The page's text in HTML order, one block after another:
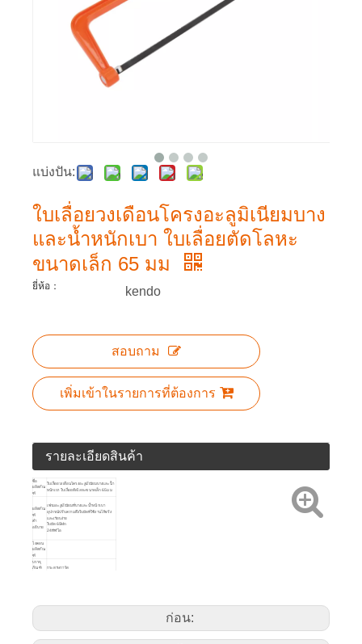
แบ่งปัน:
ใบเลื่อยวงเดือนโครงอะลูมิเนียมบาง
และน้ำหนักเบา ใบเลื่อยตัดโลหะ
ขนาดเล็ก 65 มม
ยี่ห้อ： kendo
สอบถาม
เพิ่มเข้าในรายการที่ต้องการ
รายละเอียดสินค้า
ชื่อ
ผลิตภัณ
ฑ์
ใบเลื่อยวงเดือนโครงอะลูมิเนียมบางและน้ำ
หนักเบา ใบเลื่อยตัดโลหะขนาดเล็ก 65 มม
ผลิตภัณ
ฑ์
คำ
อธิบาย
เฟรมอะลูมิเนียมที่บางและน้ำหนักเบา
อุปกรณ์ปรับความตึงใบมีดที่ใช้งานได้จริง
และเรียบง่าย
ใบมีด 65Mn
24 ทีพีไอ
ไอคอน
ผลิตภัณ
ฑ์
บรรจุ
ภัณฑ์
กระดาษการ์ด
ก่อน: